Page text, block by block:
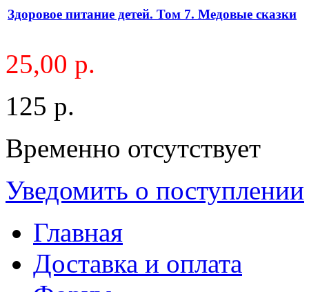
Здоровое питание детей. Том 7. Медовые сказки
25,00 р.
125 р.
Временно отсутствует
Уведомить о поступлении
Главная
Доставка и оплата